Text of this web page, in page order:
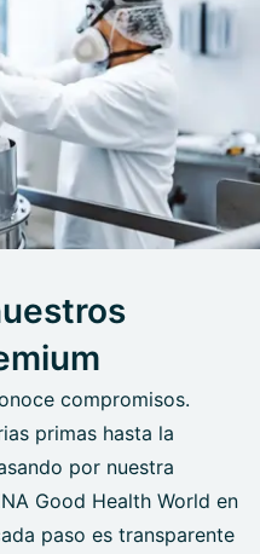
compromisos.
primas hasta la
por nuestra
Good Health World en
paso es transparente